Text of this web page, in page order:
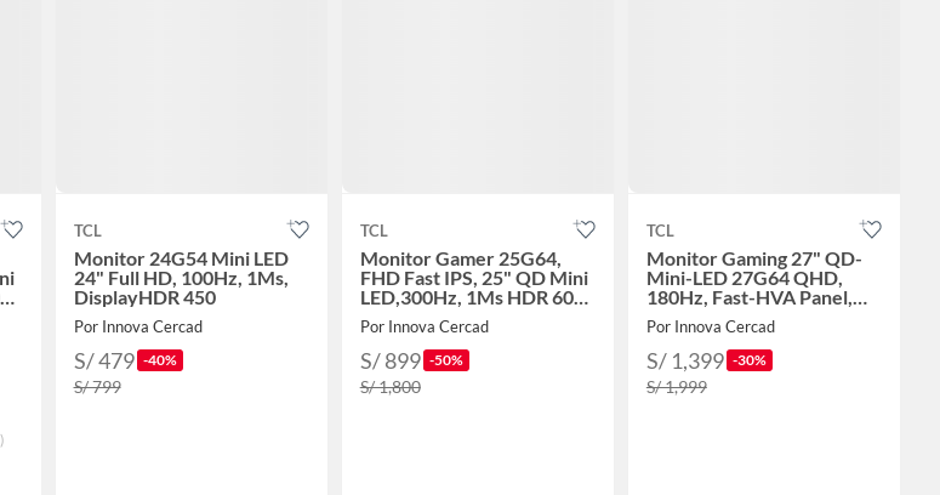
TCL
Monitor 24G54 Mini LED
24" Full HD, 100Hz, 1Ms,
DisplayHDR 450
Por Innova Cercad
S/ 479 -40%
S/ 799
TCL
Monitor Gamer 25G64,
FHD Fast IPS, 25" QD Mini
LED,300Hz, 1Ms HDR 600
nits,
Por Innova Cercad
S/ 899 -50%
S/ 1,800
TCL
Monitor Gaming 27" QD-
Mini-LED 27G64 QHD,
180Hz, Fast-HVA Panel,
600 Nits HDR, 1ms GTG, G-
Sync
Por Innova Cercad
S/ 1,399 -30%
S/ 1,999